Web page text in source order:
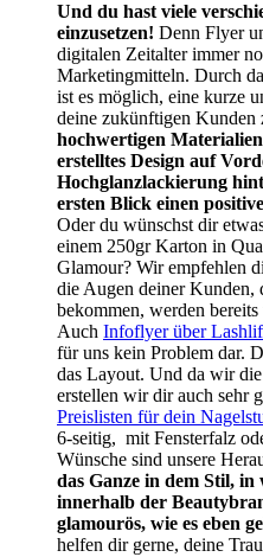
Und du hast viele
einzusetzen! Denn Flyer
digitalen Zeitalter immer
Marketingmitteln. Durch
ist es möglich, eine kurze
deine zukünftigen Kunden
hochwertigen
erstelltes Design auf
Hochglanzlackierung
ersten Blick einen
Oder du wünschst dir
einem 250gr Karton in
Glamour? Wir empfehlen
die Augen deiner Kunden,
bekommen, werden
Auch Infoflyer über
für uns kein Problem dar.
das Layout. Und da wir
erstellen wir dir auch sehr
Preislisten für dein
6-seitig, mit Fensterfalz
Wünsche sind unsere
das Ganze in dem Stil,
innerhalb der
glamourös, wie es eben
helfen dir gerne, deine